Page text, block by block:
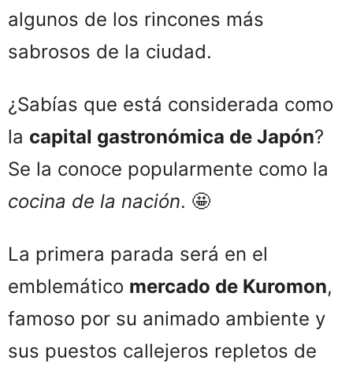
algunos de los rincones más
sabrosos de la ciudad.
¿Sabías que está considerada como
la capital gastronómica de Japón?
Se la conoce popularmente como la
cocina de la nación. 🤩
La primera parada será en el
emblemático mercado de Kuromon,
famoso por su animado ambiente y
sus puestos callejeros repletos de